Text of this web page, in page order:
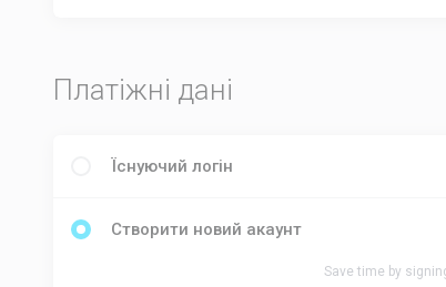
Платіжні дані
Їснуючий логін
Створити новий акаунт
Save time by